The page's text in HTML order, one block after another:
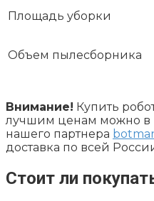
Площадь уборки
Объем пылесборника
Внимание! Купить
лучшим ценам можно в
нашего партнера
доставка по всей
Стоит ли